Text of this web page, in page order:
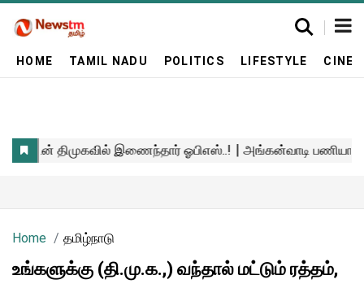
HOME TAMIL NADU POLITICS LIFESTYLE
Home தமிழ்நாடு
உங்களுக்கு (தி.மு.க.,) வந்தால் மட்டும் ரத்தம்,